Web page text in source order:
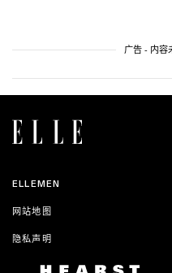
广告 - 内容
ELLEMEN
网站地图
隐私声明